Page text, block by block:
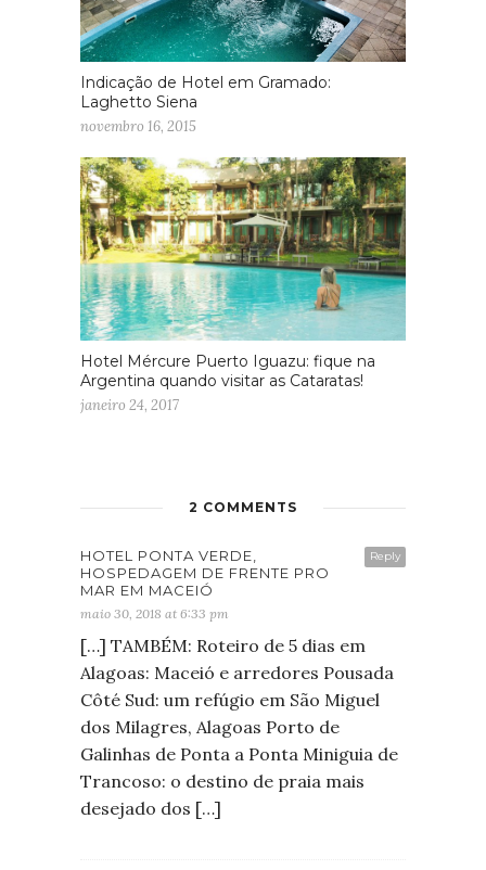
Indicação de Hotel em Gramado:
Laghetto Siena
novembro 16, 2015
Hotel Mércure Puerto Iguazu: fique na
Argentina quando visitar as Cataratas!
janeiro 24, 2017
2 COMMENTS
Reply
HOTEL PONTA VERDE,
HOSPEDAGEM DE FRENTE PRO
MAR EM MACEIÓ
maio 30, 2018 at 6:33 pm
[…] TAMBÉM: Roteiro de 5 dias em
Alagoas: Maceió e arredores Pousada
Côté Sud: um refúgio em São Miguel
dos Milagres, Alagoas Porto de
Galinhas de Ponta a Ponta Miniguia de
Trancoso: o destino de praia mais
desejado dos […]